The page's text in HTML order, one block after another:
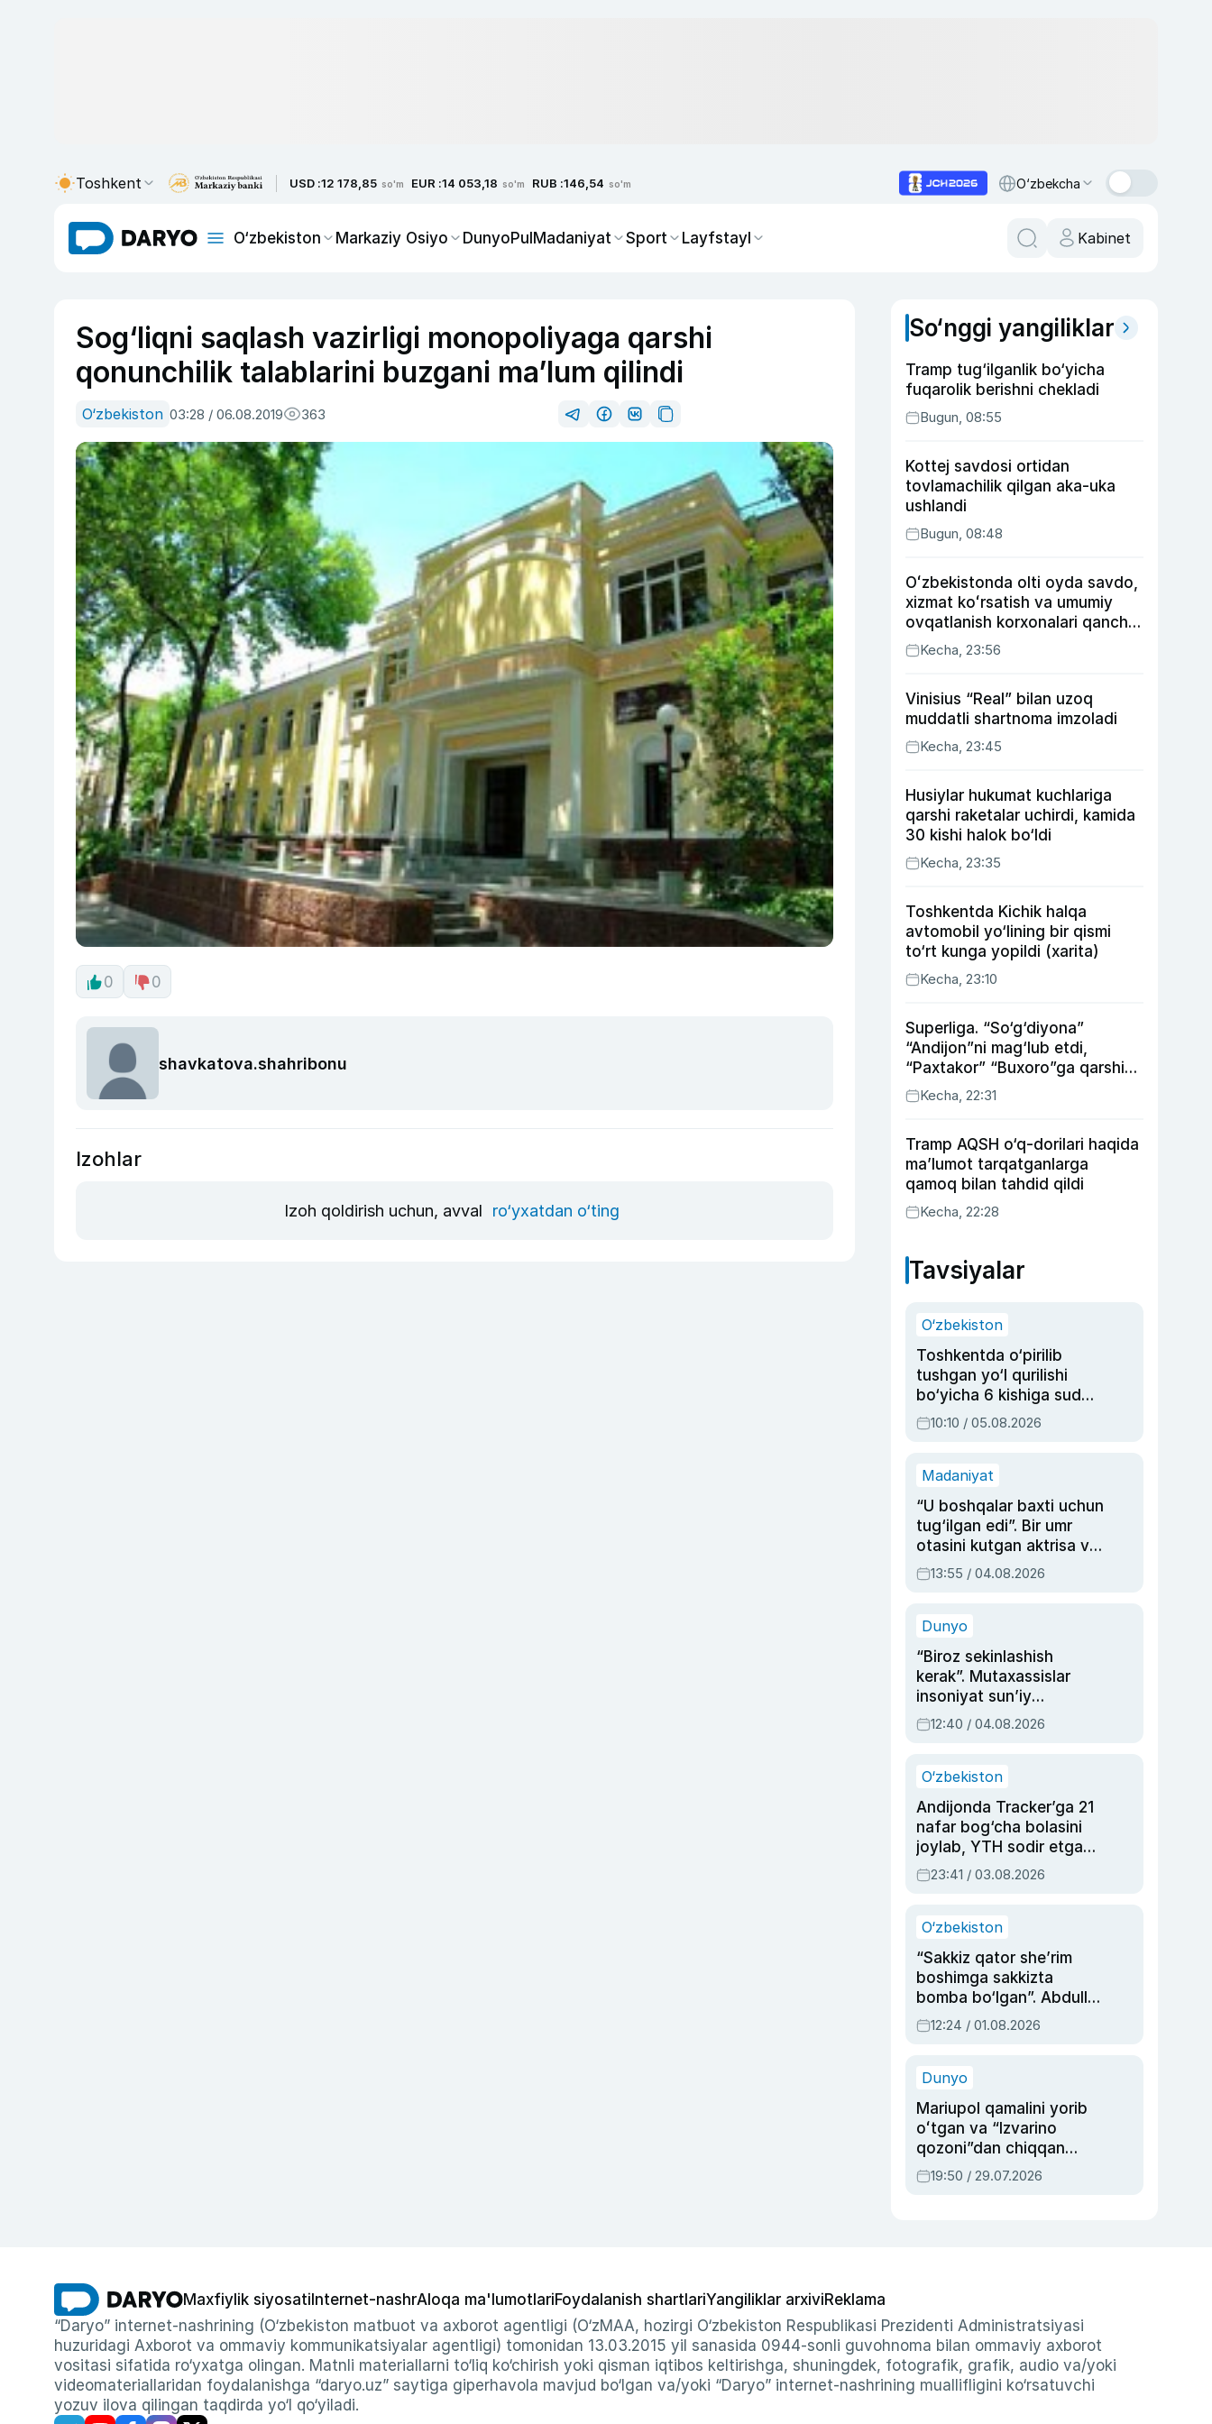
Toshkent USD :12 178,85 so'm EUR :14 053,18 so'm RUB :146,54 so'm O‘zbekcha
O‘zbekiston Markaziy Osiyo DunyoPulMadaniyat Sport Layfstayl Kabinet
Sog‘liqni saqlash vazirligi monopoliyaga qarshi
qonunchilik talablarini buzgani ma’lum qilindi
O‘zbekiston 03:28 / 06.08.2019 363
0 0
shavkatova.shahribonu
Izohlar
Izoh qoldirish uchun, avval ro‘yxatdan o‘ting
So‘nggi yangiliklar
Tramp tug‘ilganlik bo‘yicha
fuqarolik berishni chekladi
Bugun, 08:55
Kottej savdosi ortidan
tovlamachilik qilgan aka-uka
ushlandi
Bugun, 08:48
Oʻzbekistonda olti oyda savdo,
xizmat koʻrsatish va umumiy
ovqatlanish korxonalari qancha
soliq toʻlagani ochiqlandi
Kecha, 23:56
Vinisius “Real” bilan uzoq
muddatli shartnoma imzoladi
Kecha, 23:45
Husiylar hukumat kuchlariga
qarshi raketalar uchirdi, kamida
30 kishi halok bo‘ldi
Kecha, 23:35
Toshkentda Kichik halqa
avtomobil yo‘lining bir qismi
to‘rt kunga yopildi (xarita)
Kecha, 23:10
Superliga. “So‘g‘diyona”
“Andijon”ni mag‘lub etdi,
“Paxtakor” “Buxoro”ga qarshi
bahsda g‘alabani qo‘ldan
chiqardi
Kecha, 22:31
Tramp AQSH o‘q-dorilari haqida
ma’lumot tarqatganlarga
qamoq bilan tahdid qildi
Kecha, 22:28
Tavsiyalar
O‘zbekiston
Toshkentda o‘pirilib
tushgan yo‘l qurilishi
bo‘yicha 6 kishiga sud
hukmi o‘qildi
10:10 / 05.08.2026
Madaniyat
“U boshqalar baxti uchun
tug‘ilgan edi”. Bir umr
otasini kutgan aktrisa va
dublyaj ustasi Rimma
Ahmedovaning
13:55 / 04.08.2026
Dunyo
“Biroz sekinlashish
kerak”. Mutaxassislar
insoniyat sun’iy
intellektni boshqara
olmay qolishidan xavotir
12:40 / 04.08.2026
O‘zbekiston
Andijonda Tracker’ga 21
nafar bog‘cha bolasini
joylab, YTH sodir etgan
ayolga sud hukmi o‘qildi
23:41 / 03.08.2026
O‘zbekiston
“Sakkiz qator she’rim
boshimga sakkizta
bomba bo‘lgan”. Abdulla
Oripovni siyosiy
ayblovlardan asrab
12:24 / 01.08.2026
Dunyo
Mariupol qamalini yorib
oʻtgan va “Izvarino
qozoni”dan chiqqan
qahramon — Ukraina
armiyasi bosh
19:50 / 29.07.2026
Maxfiylik siyosati Internet-nashrAloqa ma'lumotlariFoydalanish shartlariYangiliklar arxiviReklama
“Daryo” internet-nashrining (O‘zbekiston matbuot va axborot agentligi (O‘zMAA, hozirgi O‘zbekiston Respublikasi Prezidenti Administratsiyasi
huzuridagi Axborot va ommaviy kommunikatsiyalar agentligi) tomonidan 13.03.2015 yil sanasida 0944-sonli guvohnoma bilan ommaviy axborot
vositasi sifatida ro‘yxatga olingan. Matnli materiallarni to‘liq ko‘chirish yoki qisman iqtibos keltirishga, shuningdek, fotografik, grafik, audio va/yoki
videomateriallaridan foydalanishga “daryo.uz” saytiga giperhavola mavjud bo‘lgan va/yoki “Daryo” internet-nashrining muallifligini ko‘rsatuvchi
yozuv ilova qilingan taqdirda yo‘l qo‘yiladi.